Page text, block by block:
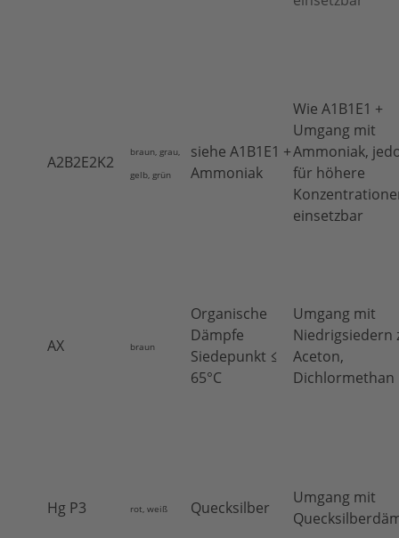
A2B2E2K2
braun, grau,
gelb, grün
siehe A1B1E1 +
Ammoniak
Wie A1B1E1 +
Umgang mit
Ammoniak,
für höhere
einsetzbar
AX braun
Organische
Dämpfe
Siedepunkt ≤
65°C
Umgang mit
Niedrigsiedern
Aceton,
Dichlormethan
Hg P3 rot, weiß Quecksilber
Umgang mit